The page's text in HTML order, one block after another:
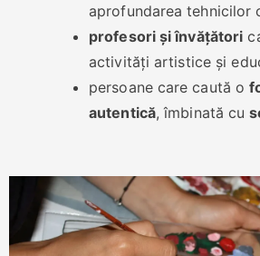
aprofundarea tehnicilor
profesori și învățători
activități artistice și
persoane care caută o
autentică, îmbinată cu